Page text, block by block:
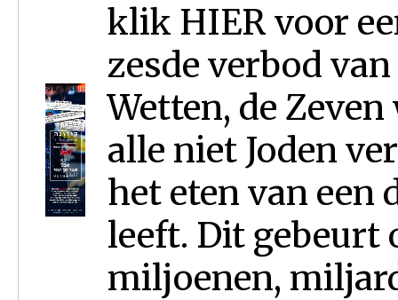
klik HIER voor
zesde verbod
Wetten, de
alle niet Joden
het eten van een
leeft. Dit gebeurt
miljoenen,